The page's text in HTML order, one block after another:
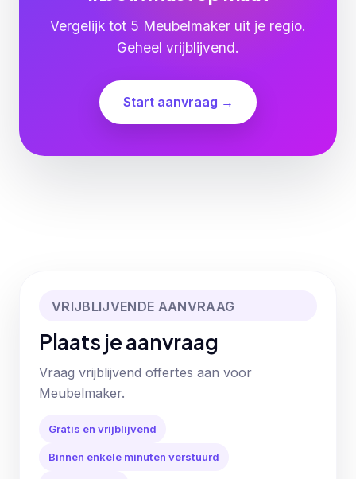
Vergelijk tot 5 Meubelmaker uit je regio.
Geheel vrijblijvend.
Start aanvraag →
VRIJBLIJVENDE AANVRAAG
Plaats je aanvraag
Vraag vrijblijvend offertes aan voor
Meubelmaker.
Gratis en vrijblijvend
Binnen enkele minuten verstuurd